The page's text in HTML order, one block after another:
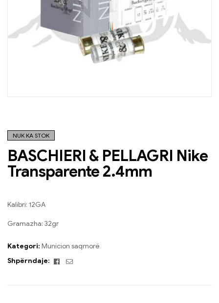
NUK KA STOK
BASCHIERI & PELLAGRI Nike
Transparente 2.4mm
Kalibri: 12GA
Gramazha: 32gr
Kategori: Municion saqmorë
Shpërndaje:
Facebook
Email